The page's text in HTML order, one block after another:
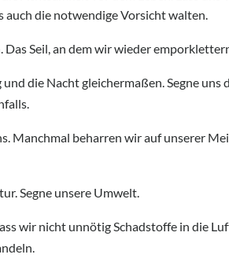
die notwendige Vorsicht walten.
Das Seil, an dem wir wieder
und die Nacht gleichermaßen. Segne
Manchmal beharren wir auf unserer
Segne unsere Umwelt.
wir nicht unnötig Schadstoffe in die